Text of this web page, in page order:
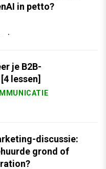
in petto?
je B2B-
lessen]
discussie:
grond of